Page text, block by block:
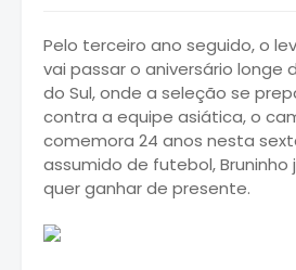
Pelo terceiro ano seguido, o
vai passar o aniversário longe
do Sul, onde a seleção se
contra a equipe asiática, o
comemora 24 anos nesta
assumido de futebol, Bruninho
quer ganhar de presente.